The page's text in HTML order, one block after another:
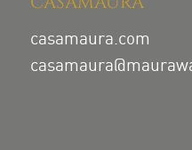
casamaura.com